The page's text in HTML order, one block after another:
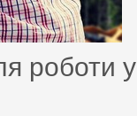
роботи у